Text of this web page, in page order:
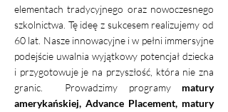
elementach tradycyjnego oraz nowoczesnego
szkolnictwa. Tę ideę z sukcesem realizujemy od
60 lat. Nasze innowacyjne i w pełni immersyjne
podejście uwalnia wyjątkowy potencjał dziecka
i przygotowuje je na przyszłość, która nie zna
granic. Prowadzimy programy matury
amerykańskiej, Advance Placement, matury